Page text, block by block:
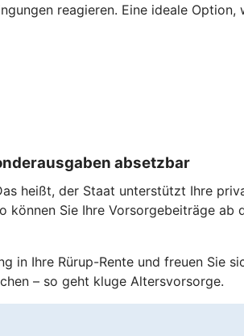
reagieren. Eine ideale
absetzbar
heißt, der Staat unterstützt Ihre
Sie Ihre Vorsorgebeiträge ab
in Ihre Rürup-Rente und freuen Sie
– so geht kluge Altersvorsorge.